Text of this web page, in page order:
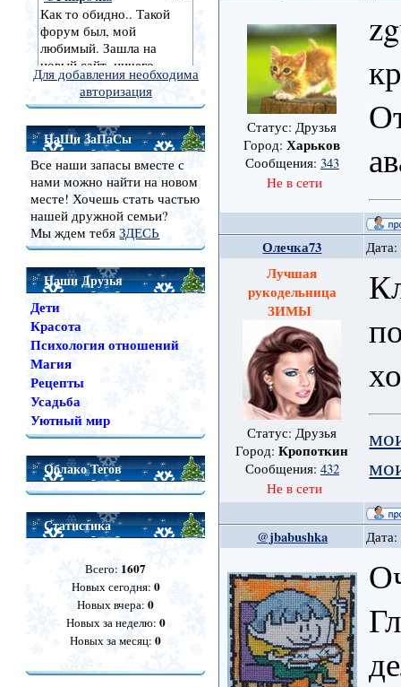
Для добавления необходима
авторизация
НаШи ЗаПаСы
Все наши запасы вместе с
нами можно найти на новом
месте! Хочешь стать частью
нашей дружной семьи?
Мы ждем тебяЗДЕСЬ
Наши Друзья
Дети
Красота
Психология отношений
Магия
Рецепты
Усадьба
Уютный мир
Облако Тегов
Статистика
Всего: 1607
Новых сегодня: 0
Новых вчера:0
Новых за неделю: 0
Новых за месяц:0
Статус: Друзья
Город:Харьков
Сообщения: 343
Не в сети
Олечка73
Лучшая
рукодельница
ЗИМЫ
Статус: Друзья
Город:Кропоткин
Сообщения: 432
Не в сети
@jbabushka